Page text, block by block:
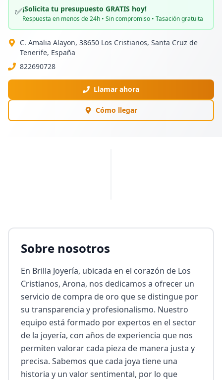
✅¡Solicita tu presupuesto GRATIS hoy!
Respuesta en menos de 24h • Sin compromiso • Tasación gratuita
C. Amalia Alayon, 38650 Los Cristianos, Santa Cruz de
Tenerife, España
822690728
Llamar ahora
Cómo llegar
Sobre nosotros
En Brilla Joyería, ubicada en el corazón de Los
Cristianos, Arona, nos dedicamos a ofrecer un
servicio de compra de oro que se distingue por
su transparencia y profesionalismo. Nuestro
equipo está formado por expertos en el sector
de la joyería, con años de experiencia que nos
permiten valorar cada pieza de manera justa y
precisa. Sabemos que cada joya tiene una
historia y un valor sentimental, por lo que